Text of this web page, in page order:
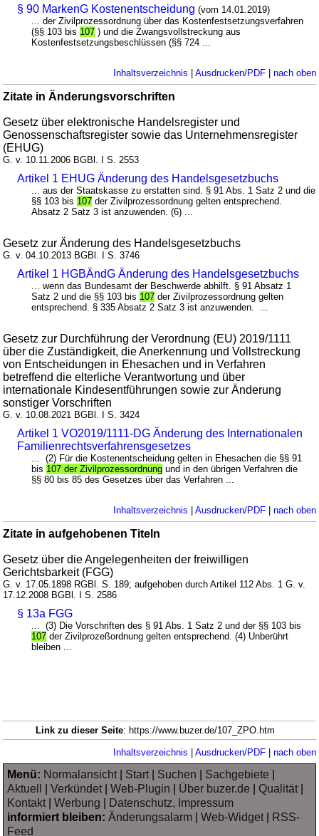
§ 90 MarkenG Kostenentscheidung (vom 14.01.2019)
... der Zivilprozessordnung über das Kostenfestsetzungsverfahren
(§§ 103 bis 107 ) und die Zwangsvollstreckung aus
Kostenfestsetzungsbeschlüssen (§§ 724 ...
Inhaltsverzeichnis | Ausdrucken/PDF| nach oben
Zitate in Änderungsvorschriften
Gesetz über elektronische Handelsregister und
Genossenschaftsregister sowie das Unternehmensregister
(EHUG)
G. v. 10.11.2006 BGBl. I S. 2553
Artikel 1 EHUG Änderung des Handelsgesetzbuchs
... aus der Staatskasse zu erstatten sind. § 91 Abs. 1 Satz 2 und die
§§ 103 bis 107 der Zivilprozessordnung gelten entsprechend.
Absatz 2 Satz 3 ist anzuwenden. (6) ...
Gesetz zur Änderung des Handelsgesetzbuchs
G. v. 04.10.2013 BGBl. I S. 3746
Artikel 1 HGBÄndG Änderung des Handelsgesetzbuchs
... wenn das Bundesamt der Beschwerde abhilft. § 91 Absatz 1
Satz 2 und die §§ 103 bis 107 der Zivilprozessordnung gelten
entsprechend. § 335 Absatz 2 Satz 3 ist anzuwenden. ...
Gesetz zur Durchführung der Verordnung (EU) 2019/1111
über die Zuständigkeit, die Anerkennung und Vollstreckung
von Entscheidungen in Ehesachen und in Verfahren
betreffend die elterliche Verantwortung und über
internationale Kindesentführungen sowie zur Änderung
sonstiger Vorschriften
G. v. 10.08.2021 BGBl. I S. 3424
Artikel 1 VO2019/1111-DG Änderung des Internationalen
Familienrechtsverfahrensgesetzes
... (2) Für die Kostenentscheidung gelten in Ehesachen die §§ 91
bis 107 der Zivilprozessordnung und in den übrigen Verfahren die
§§ 80 bis 85 des Gesetzes über das Verfahren ...
Inhaltsverzeichnis | Ausdrucken/PDF| nach oben
Zitate in aufgehobenen Titeln
Gesetz über die Angelegenheiten der freiwilligen
Gerichtsbarkeit (FGG)
G. v. 17.05.1898 RGBl. S. 189; aufgehoben durch Artikel 112 Abs. 1 G. v.
17.12.2008 BGBl. I S. 2586
§ 13a FGG
... (3) Die Vorschriften des § 91 Abs. 1 Satz 2 und der §§ 103 bis
107 der Zivilprozeßordnung gelten entsprechend. (4) Unberührt
bleiben ...
Link zu dieser Seite: https://www.buzer.de/107_ZPO.htm
Inhaltsverzeichnis | Ausdrucken/PDF| nach oben
Menü: Normalansicht| Start| Suchen Sachgebiete
Aktuell
|Verkündet|Web-Plugin Über buzer.de |Qualität|
Kontakt|Werbung
Datenschutz, Impressum
informiert bleiben: Änderungsalarm |Web-Widget|
RSS-
Feed